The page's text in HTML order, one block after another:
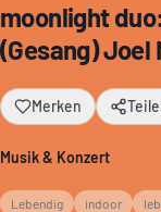
moonlight
(Gesang) Joel
Merken
Musik & Konzert
Lebendig indoor